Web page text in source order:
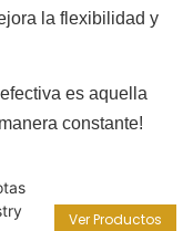
la flexibilidad y
es aquella
constante!
Ver Productos